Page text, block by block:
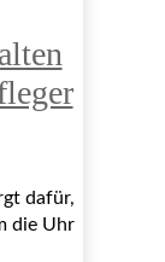
dafür,
die Uhr